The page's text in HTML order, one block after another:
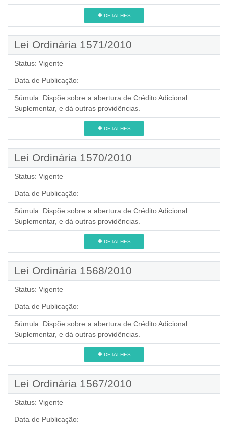
DETALHES
Lei Ordinária 1571/2010
Status: Vigente
Data de Publicação:
Súmula: Dispõe sobre a abertura de Crédito Adicional
Suplementar, e dá outras providências.
DETALHES
Lei Ordinária 1570/2010
Status: Vigente
Data de Publicação:
Súmula: Dispõe sobre a abertura de Crédito Adicional
Suplementar, e dá outras providências.
DETALHES
Lei Ordinária 1568/2010
Status: Vigente
Data de Publicação:
Súmula: Dispõe sobre a abertura de Crédito Adicional
Suplementar, e dá outras providências.
DETALHES
Lei Ordinária 1567/2010
Status: Vigente
Data de Publicação: